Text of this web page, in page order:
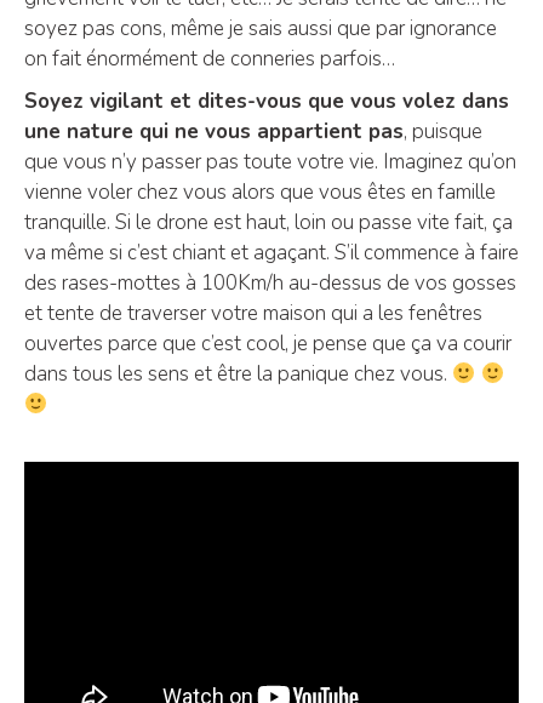
soyez pas cons, même je sais aussi que par ignorance
on fait énormément de conneries parfois…
Soyez vigilant et dites-vous que vous volez dans
une nature qui ne vous appartient pas, puisque
que vous n’y passer pas toute votre vie. Imaginez qu’on
vienne voler chez vous alors que vous êtes en famille
tranquille. Si le drone est haut, loin ou passe vite fait, ça
va même si c’est chiant et agaçant. S’il commence à faire
des rases-mottes à 100Km/h au-dessus de vos gosses
et tente de traverser votre maison qui a les fenêtres
ouvertes parce que c’est cool, je pense que ça va courir
dans tous les sens et être la panique chez vous.